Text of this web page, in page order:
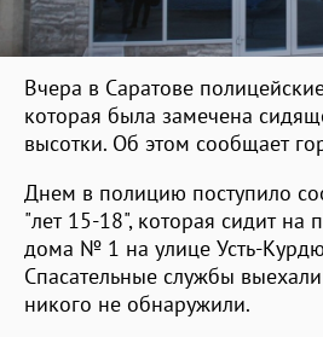
Вчера в Саратове
которая была замечена
высотки. Об этом сообщает
Днем в полицию поступило
"лет 15-18", которая сидит на
дома № 1 на улице Усть-
Спасательные службы
никого не обнаружили.